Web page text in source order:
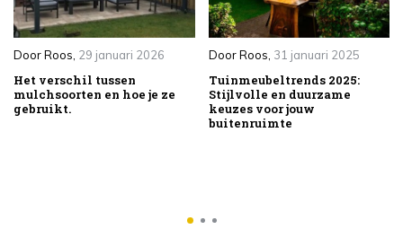
DoorRoos, 29 januari 2026
Het verschil tussen
mulchsoorten en hoe je ze
gebruikt.
DoorRoos, 31 januari 2025
Tuinmeubeltrends 2025:
Stijlvolle en duurzame
keuzes voor jouw
buitenruimte